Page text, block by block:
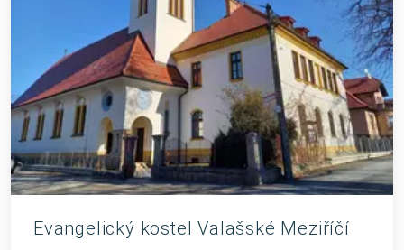
Evangelický kostel Valašské Meziříčí